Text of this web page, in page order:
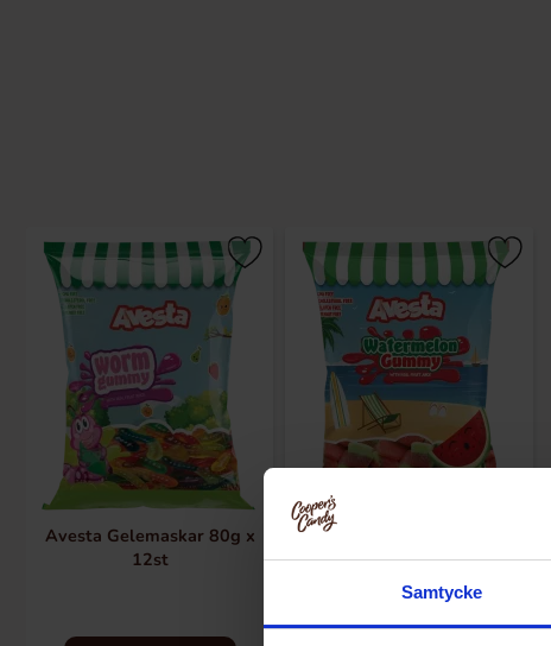
Samtycke
Avesta Gelemaskar 80g x
12st
Avesta Vattenmelonbitar 80g
x 12st